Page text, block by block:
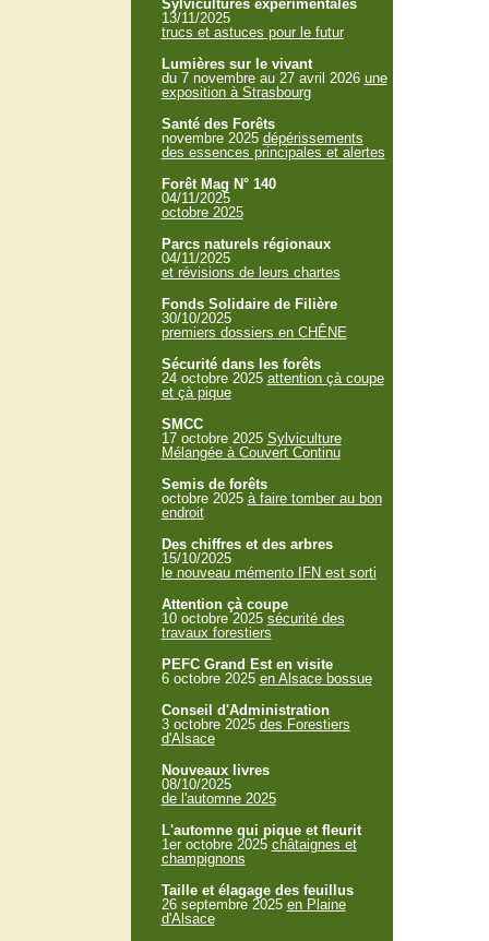
Sylvicultures expérimentales
13/11/2025
trucs et astuces pour le futur
Lumières sur le vivant
du 7 novembre au 27 avril 2026 une
exposition à Strasbourg
Santé des Forêts
novembre 2025 dépérissements
des essences principales et alertes
Forêt Mag N° 140
04/11/2025
octobre 2025
Parcs naturels régionaux
04/11/2025
et révisions de leurs chartes
Fonds Solidaire de Filière
30/10/2025
premiers dossiers en CHÊNE
Sécurité dans les forêts
24 octobre 2025 attention çà coupe
et çà pique
SMCC
17 octobre 2025 Sylviculture
Mélangée à Couvert Continu
Semis de forêts
octobre 2025 à faire tomber au bon
endroit
Des chiffres et des arbres
15/10/2025
le nouveau mémento IFN est sorti
Attention çà coupe
10 octobre 2025 sécurité des
travaux forestiers
PEFC Grand Est en visite
6 octobre 2025 en Alsace bossue
Conseil d'Administration
3 octobre 2025 des Forestiers
d'Alsace
Nouveaux livres
08/10/2025
de l'automne 2025
L'automne qui pique et fleurit
1er octobre 2025 châtaignes et
champignons
Taille et élagage des feuillus
26 septembre 2025 en Plaine
d'Alsace